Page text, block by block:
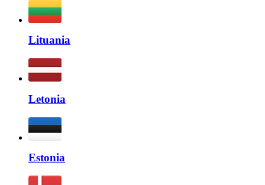
Lituania
Letonia
Estonia